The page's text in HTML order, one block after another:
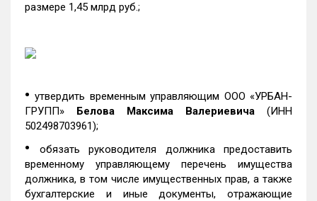
размере 1,45 млрд руб.;
•утвердить временным управляющим ООО «УРБАН-
ГРУПП» Белова Максима Валериевича (ИНН
502498703961);
•
обязать руководителя должника предоставить
временному управляющему перечень имущества
должника, в том числе имущественных прав, а также
бухгалтерские и иные документы, отражающие